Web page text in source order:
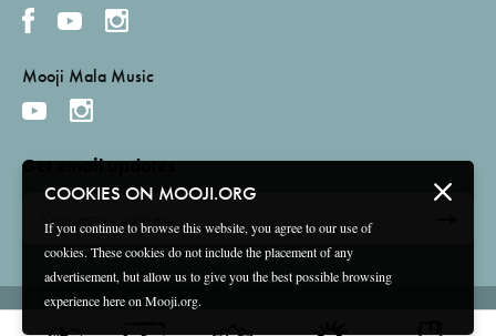
COOKIES ON MOOJI.ORG
If you continue to browse this website, you agree to our use of
cookies. These cookies do not include the placement of any
advertisement, but allow us to give you the best possible browsing
experience here on Mooji.org.
Mooji Mala Music
Get email updates
Terms and Conditions